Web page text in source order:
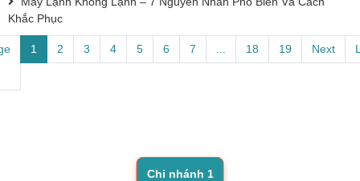
Khắc Phục
1 2 3 4 5 6 7 18 19 Next
Chi nhánh 1